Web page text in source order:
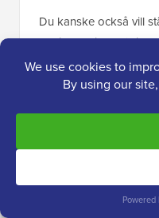
Du kanske också vill
kapitelrubrikerna) till
att de inkluderas som
innehållsförteckning
För min demo-e-bok
e-bok på 167 sidor.
menyn visar att